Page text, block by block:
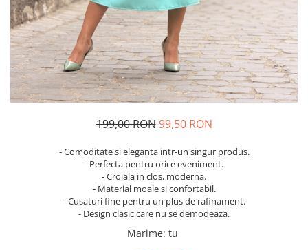
199,00 RON 99,50 RON
- Comoditate si eleganta intr-un singur produs.
- Perfecta pentru orice eveniment.
- Croiala in clos, moderna.
- Material moale si confortabil.
- Cusaturi fine pentru un plus de rafinament.
- Design clasic care nu se demodeaza.
Marime: tu